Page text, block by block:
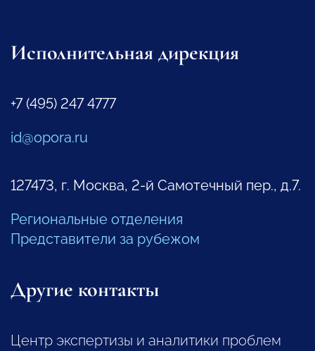
Исполнительная дирекция
+7 (495) 247 4777
id@opora.ru
127473, г. Москва, 2-й Самотечный пер., д.7.
Региональные отделения
Представители за рубежом
Другие контакты
Центр экспертизы и аналитики проблем